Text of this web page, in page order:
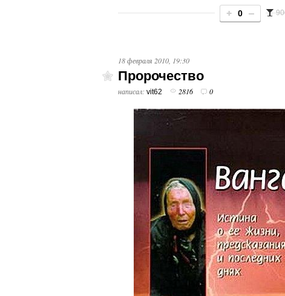
0
18 февраля 2010, 19:30
Пророчество
написал: vit62 2816 0